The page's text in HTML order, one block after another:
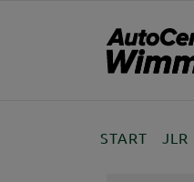
START JLR